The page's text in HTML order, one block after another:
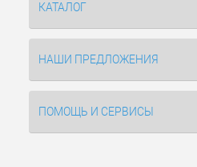
КАТАЛОГ
НАШИ ПРЕДЛОЖЕНИЯ
ПОМОЩЬ И СЕРВИСЫ